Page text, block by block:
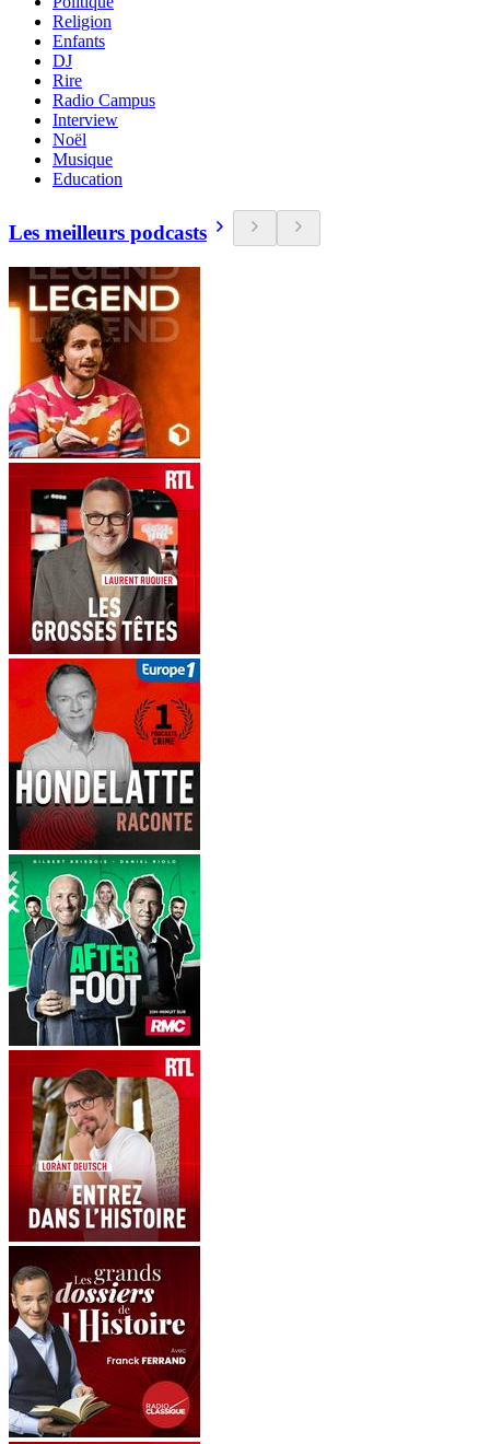
Religion
Enfants
DJ
Rire
Radio Campus
Interview
Noël
Musique
Education
Les meilleurs podcasts